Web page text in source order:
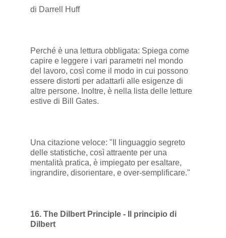
di Darrell Huff
Perché è una lettura obbligata: Spiega come
capire e leggere i vari parametri nel mondo
del lavoro, così come il modo in cui possono
essere distorti per adattarli alle esigenze di
altre persone. Inoltre, è nella lista delle letture
estive di Bill Gates.
Una citazione veloce: "Il linguaggio segreto
delle statistiche, così attraente per una
mentalità pratica, è impiegato per esaltare,
ingrandire, disorientare, e over-semplificare."
16. The Dilbert Principle - Il principio di
Dilbert